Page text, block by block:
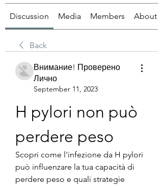
Discussion Media Members About
Back
Внимание! Проверено
Лично
September 11, 2023
H pylori non può
perdere peso
Scopri come l'infezione da H pylori
può influenzare la tua capacità di
perdere peso e quali strategie